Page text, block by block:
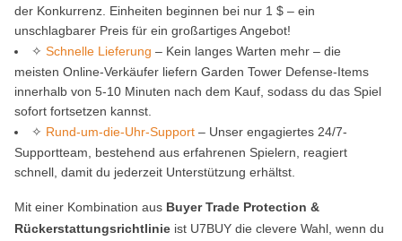
der Konkurrenz. Einheiten beginnen bei nur 1 $ – ein
unschlagbarer Preis für ein großartiges Angebot!
✧ Schnelle Lieferung – Kein langes Warten mehr – die
meisten Online-Verkäufer liefern Garden Tower Defense-Items
innerhalb von 5-10 Minuten nach dem Kauf, sodass du das Spiel
sofort fortsetzen kannst.
✧ Rund-um-die-Uhr-Support – Unser engagiertes 24/7-
Supportteam, bestehend aus erfahrenen Spielern, reagiert
schnell, damit du jederzeit Unterstützung erhältst.
Mit einer Kombination aus Buyer Trade Protection &
Rückerstattungsrichtlinie ist U7BUY die clevere Wahl, wenn du